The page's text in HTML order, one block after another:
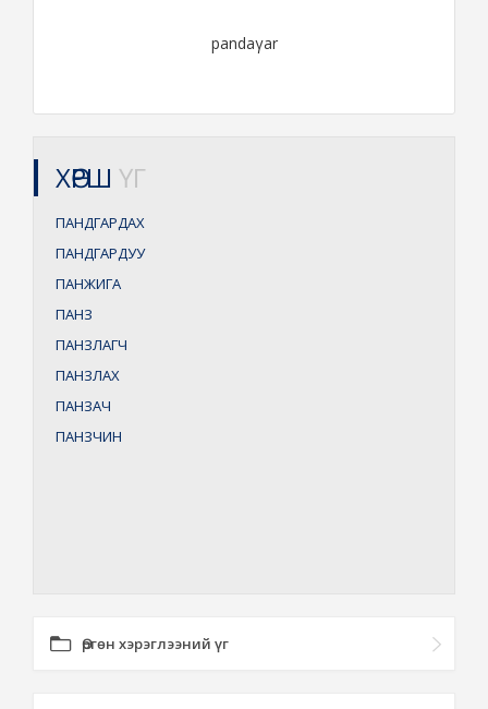
pandaγar
ХӨРШ ҮГ
ПАНДГАРДАХ
ПАНДГАРДУУ
ПАНЖИГА
ПАНЗ
ПАНЗЛАГЧ
ПАНЗЛАХ
ПАНЗАЧ
ПАНЗЧИН
Өргөн хэрэглээний үг